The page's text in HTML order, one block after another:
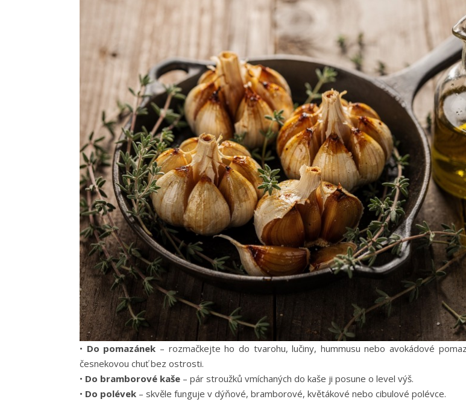
• Do pomazánek – rozmačkejte ho do tvarohu, lučiny, hummusu nebo avokádové
česnekovou chuť bez ostrosti.
• Do bramborové kaše – pár stroužků vmíchaných do kaše ji posune o level výš.
• Do polévek – skvěle funguje v dýňové, bramborové, květákové nebo cibulové polévce.